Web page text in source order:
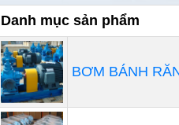
Ứng dụng của
Danh mục sản phẩm
BƠM BÁNH